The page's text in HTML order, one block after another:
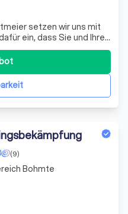
setzen wir uns mit
ein, dass Sie und Ihre
lästigen Insekten
Fenster, Türen, Rollos
nicht nur eff
(9)
Bohmte